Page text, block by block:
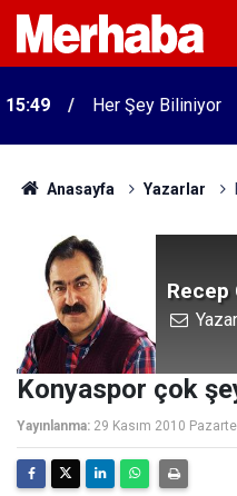
15:49 Her Şey Biliniyor
Anasayfa Yazarlar
Recep
Konyaspor çok
Yayınlanma: 29 Kasım 2010